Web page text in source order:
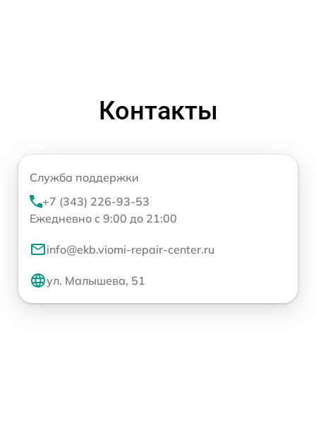
Контакты
Служба поддержки
+7 (343) 226-93-53
Ежедневно с 9:00 до 21:00
info@ekb.viomi-repair-center.ru
ул. Малышева, 51